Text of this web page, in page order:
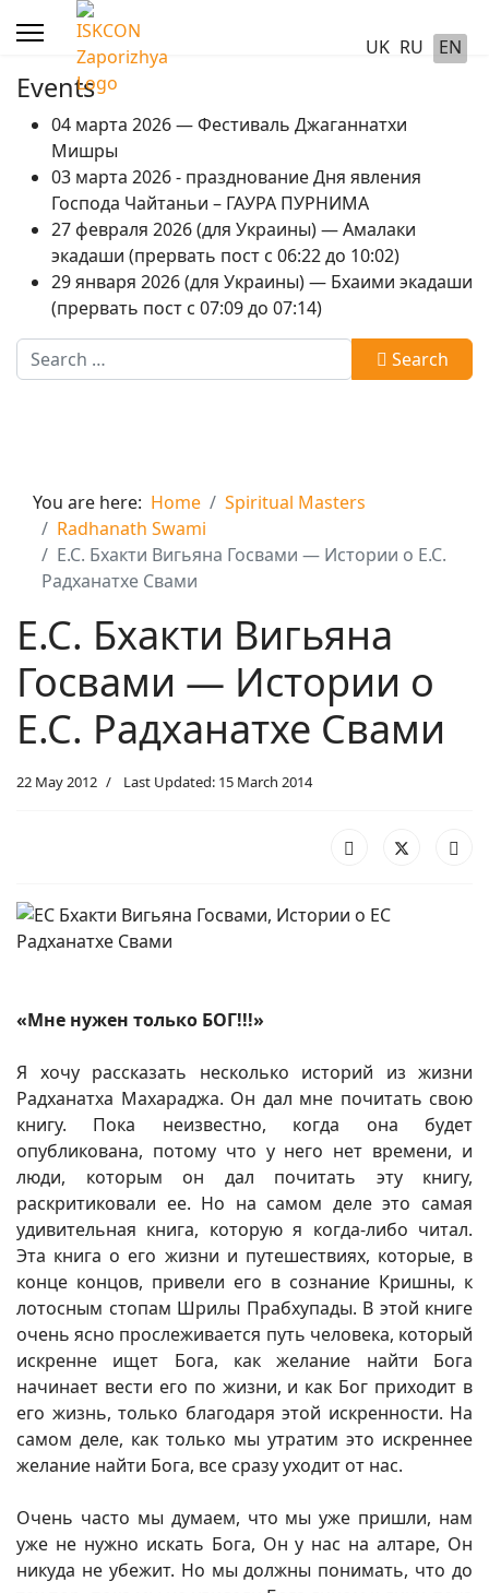
UK RU EN
Events
04 марта 2026 — Фестиваль Джаганнатхи
Мишры
03 марта 2026 - празднование Дня явления
Господа Чайтаньи – ГАУРА ПУРНИМА
27 февраля 2026 (для Украины) — Амалаки
экадаши (прервать пост с 06:22 до 10:02)
29 января 2026 (для Украины) — Бхаими экадаши
(прервать пост с 07:09 до 07:14)
Search
Search
You are here: Home
Spiritual Masters
Radhanath Swami
Е.С. Бхакти Вигьяна Госвами — Истории о Е.С.
Радханатхе Свами
Е.С. Бхакти Вигьяна
Госвами — Истории о
Е.С. Радханатхе Свами
22 May 2012 Last Updated: 15 March 2014
«Мне нужен только БОГ!!!»
Я хочу рассказать несколько историй из жизни
Радханатха Махараджа. Он дал мне почитать свою
книгу. Пока неизвестно, когда она будет
опубликована, потому что у него нет времени, и
люди, которым он дал почитать эту книгу,
раскритиковали ее. Но на самом деле это самая
удивительная книга, которую я когда-либо читал.
Эта книга о его жизни и путешествиях, которые, в
конце концов, привели его в сознание Кришны, к
лотосным стопам Шрилы Прабхупады. В этой книге
очень ясно прослеживается путь человека, который
искренне ищет Бога, как желание найти Бога
начинает вести его по жизни, и как Бог приходит в
его жизнь, только благодаря этой искренности. На
самом деле, как только мы утратим это искреннее
желание найти Бога, все сразу уходит от нас.
Очень часто мы думаем, что мы уже пришли, нам
уже не нужно искать Бога, Он у нас на алтаре, Он
никуда не убежит. Но мы должны понимать, что до